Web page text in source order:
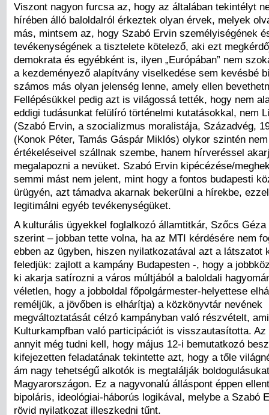
Viszont nagyon furcsa az, hogy az általában tekintélyt
hírében álló baloldalról érkeztek olyan érvek, melyek
más, mintsem az, hogy Szabó Ervin személyiségének
tevékenységének a tisztelete kötelező, aki ezt
demokrata és egyébként is, ilyen „Európában” nem
a kezdeményező alapítvány viselkedése sem kevésbé
számos más olyan jelenség lenne, amely ellen
Fellépésükkel pedig azt is világossá tették, hogy nem
eddigi tudásunkat felülíró történelmi kutatásokkal, nem
(Szabó Ervin, a szocializmus moralistája, Századvég,
(Konok Péter, Tamás Gáspár Miklós) olykor szintén
értékeléseivel szállnak szembe, hanem hírveréssel
megalapozni a nevüket. Szabó Ervin kipécézése/
semmi mást nem jelent, mint hogy a fontos budapesti
ürügyén, azt támadva akarnak bekerülni a hírekbe,
legitimálni egyéb tevékenységüket.
A kulturális ügyekkel foglalkozó államtitkár, Szőcs Géza
szerint – jobban tette volna, ha az MTI kérdésére nem
ebben az ügyben, hiszen nyilatkozatával azt a látszatot
feledjük: zajlott a kampány Budapesten -, hogy a
ki akarja satírozni a város múltjából a baloldali
véletlen, hogy a jobboldal főpolgármester-helyettese
reméljük, a jövőben is elhárítja) a közkönyvtár nevének
megváltoztatását célzó kampányban való részvételt,
Kulturkampfban való participációt is visszautasította.
annyit még tudni kell, hogy május 12-i bemutatkozó
kifejezetten feladatának tekintette azt, hogy a tőle
ám nagy tehetségű alkotók is megtalálják boldogulásukat
Magyarországon. Ez a nagyvonalú álláspont éppen
bipoláris, ideológiai-háborús logikával, melybe a Szabó
rövid nyilatkozat illeszkedni tűnt.